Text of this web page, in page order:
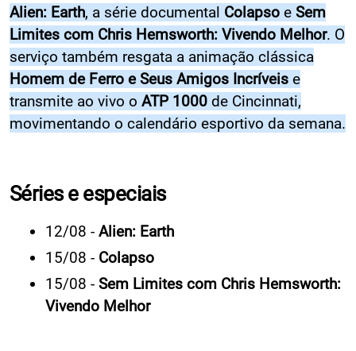
Alien: Earth, a série documental Colapso e Sem
Limites com Chris Hemsworth: Vivendo Melhor. O
serviço também resgata a animação clássica
Homem de Ferro e Seus Amigos Incríveis e
transmite ao vivo o ATP 1000 de Cincinnati,
movimentando o calendário esportivo da semana.
Séries e especiais
12/08 - Alien: Earth
15/08 - Colapso
15/08 - Sem Limites com Chris Hemsworth:
Vivendo Melhor